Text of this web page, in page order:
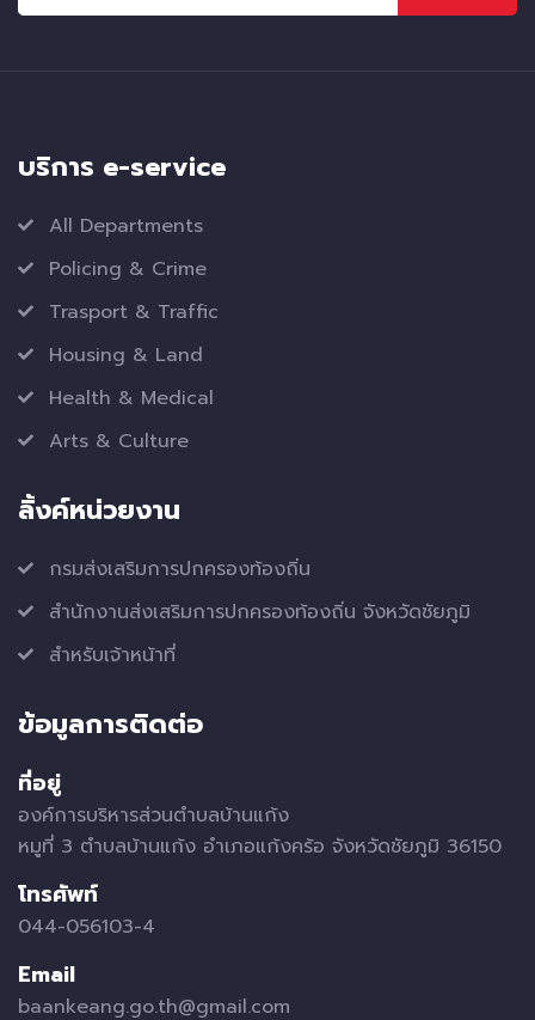
บริการ e-service
All Departments
Policing & Crime
Trasport & Traffic
Housing & Land
Health & Medical
Arts & Culture
ลิ้งค์หน่วยงาน
กรมส่งเสริมการปกครองท้องถิ่น
สำนักงานส่งเสริมการปกครองท้องถิ่น จังหวัดชัยภูมิ
สำหรับเจ้าหน้าที่
ข้อมูลการติดต่อ
ที่อยู่
องค์การบริหารส่วนตำบลบ้านแก้ง
หมูที่ 3 ตำบลบ้านแก้ง อำเภอแก้งคร้อ จังหวัดชัยภูมิ 36150
โทรศัพท์
044-056103-4
Email
baankeang.go.th@gmail.com